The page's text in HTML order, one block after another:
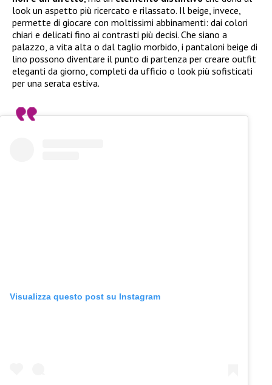
look un aspetto più ricercato e rilassato. Il beige, invece,
permette di giocare con moltissimi abbinamenti: dai colori
chiari e delicati fino ai contrasti più decisi. Che siano a
palazzo, a vita alta o dal taglio morbido, i pantaloni beige di
lino possono diventare il punto di partenza per creare outfit
eleganti da giorno, completi da ufficio o look più sofisticati
per una serata estiva.
Visualizza questo post su Instagram